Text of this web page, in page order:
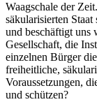
Waagschale der
säkularisierten
und beschäftigt uns
Gesellschaft, die
einzelnen Bürger
freiheitliche,
Voraussetzungen,
und schützen?